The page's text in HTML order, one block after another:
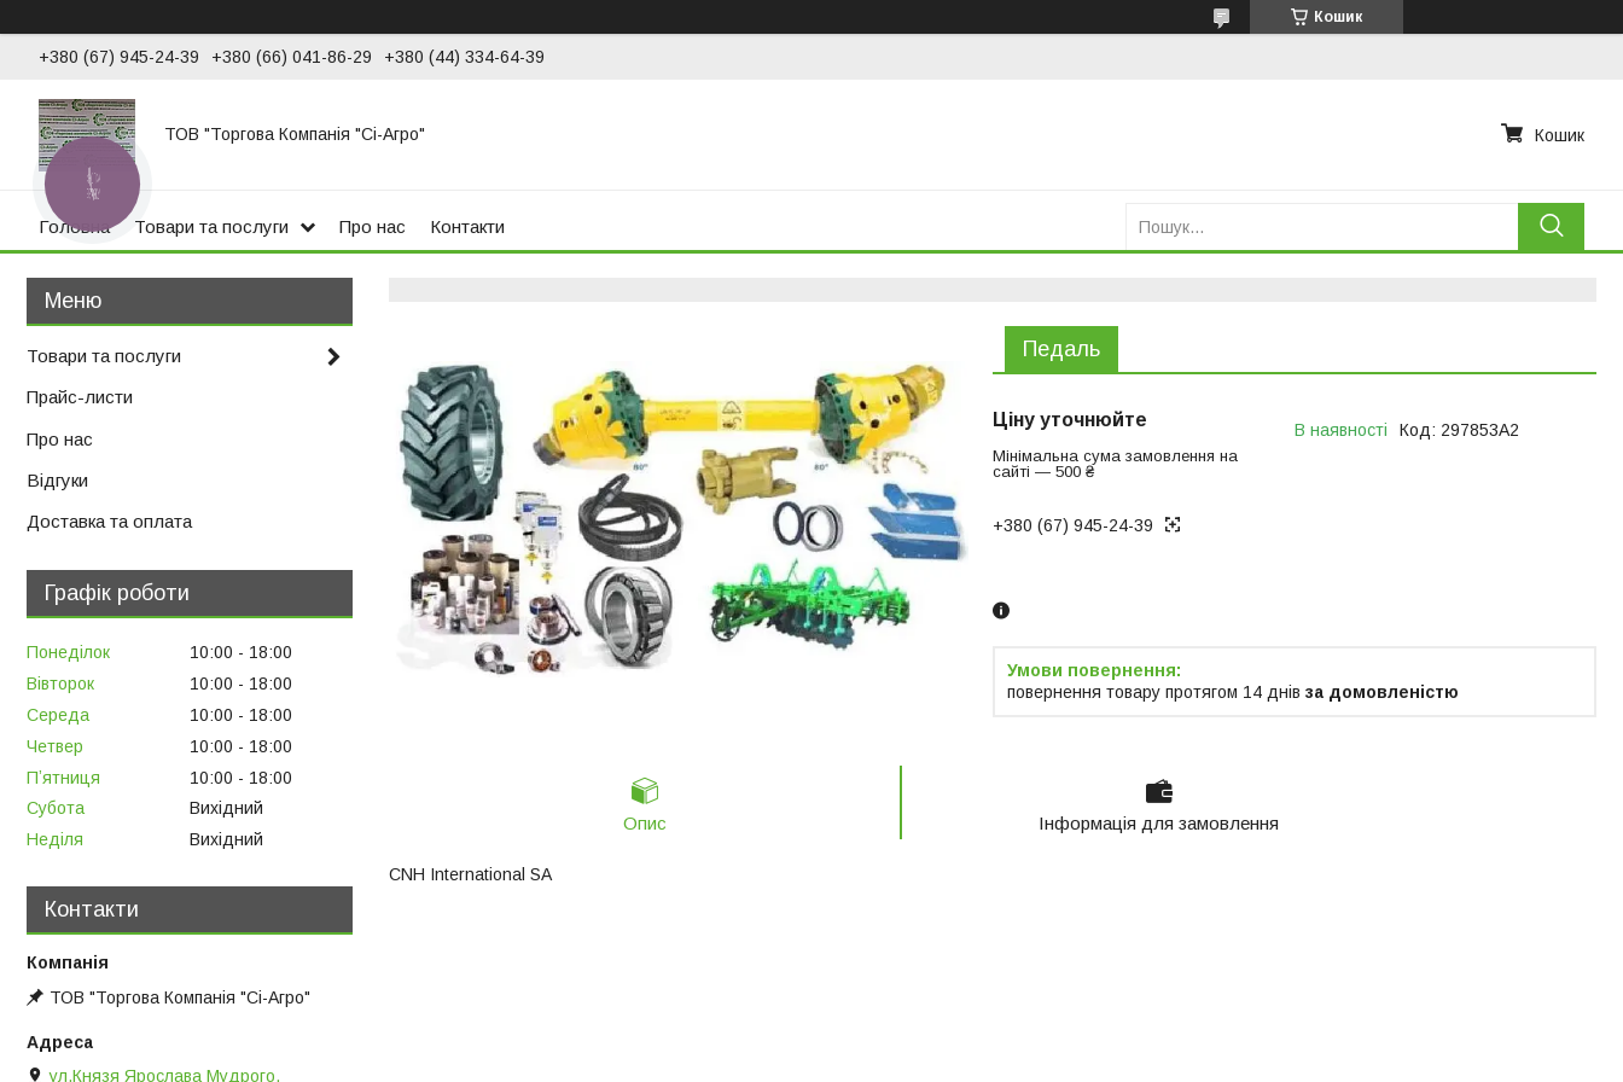
Кошик
+380 (67) 945-24-39 +380 (66) 041-86-29 +380 (44) 334-64-39
ТОВ "Торгова Компанія "Сі-Агро" Кошик
Головна Товари та послуги Про нас Контакти
Педаль
Ціну уточнюйте
Мінімальна сума замовлення на
сайті — 500 ₴
В наявності Код: 297853A2
+380 (67) 945-24-39
повернення товару протягом 14 днів за домовленістю
Опис Інформація для замовлення
CNH International SA
Товари та послуги
Прайс-листи
Про нас
Відгуки
Доставка та оплата
Графік роботи
Понеділок 10:00
18:00
Вівторок
10:00
18:00
Середа
10:00
18:00
Четвер
10:00
18:00
Пʼятниця
10:00
18:00
Субота
Вихідний
Неділя
Вихідний
Контакти
ТОВ "Торгова Компанія "Сі-Агро"
ул.Князя Ярослава Мудрого,
КНОПКА
ЗВ'ЯЗКУ